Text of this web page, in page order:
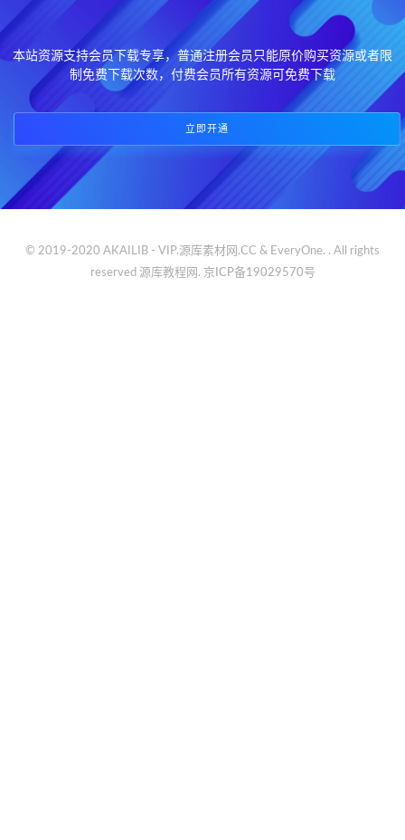
本站资源支持会员下载专享，普通注册会员只能原价购买资源或者限
制免费下载次数，付费会员所有资源可免费下载
立即开通
© 2019-2020 AKAILIB - VIP.源库素材网.CC & EveryOne. . All rights
reserved 源库教程网. 京ICP备19029570号